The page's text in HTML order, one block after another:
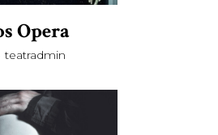
Opera
teatradmin